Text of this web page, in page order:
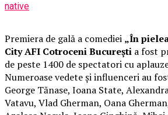
native
Premiera de gală a comediei „În
City AFI Cotroceni București a fost
de peste 1400 de spectatori cu
Numeroase vedete și influenceri au
George Tănase, Ioana State,
Vatavu, Vlad Gherman, Oana